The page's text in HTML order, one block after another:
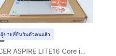
ผู้ขายที่ยืนยันตัวตนแล้ว
ACER ASPIRE LITE16 Core i5-1334U RAM16.512GB